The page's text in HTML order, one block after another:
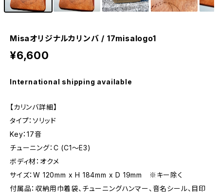
Misaオリジナルカリンバ / 17misalogo1
¥6,600
International shipping available
【カリンバ詳細】
タイプ：ソリッド
Key：17音
チューニング：C (C1～E3)
ボディ材：オクメ
サイズ：W 120mm x H 184mm x D 19mm ※キー除く
付属品：収納用巾着袋、チューニングハンマー、音名シール、目印